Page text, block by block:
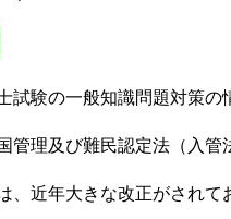
n
e試験の一般知識問題対策の
管理及び難民認定法（入管
、近年大きな改正がされて